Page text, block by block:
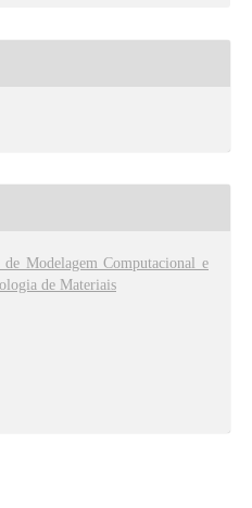
Modelagem Computacional e
de Materiais